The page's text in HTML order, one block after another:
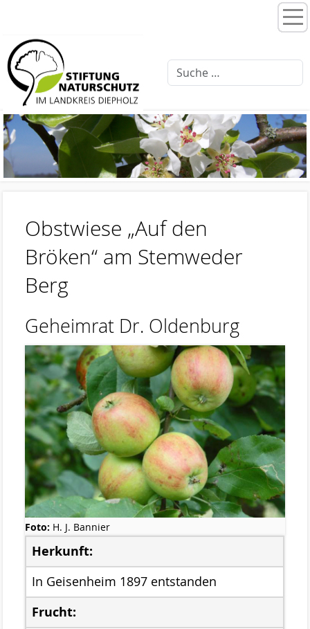
Home
Stiftungsprogramme
Moorentwicklung 3.0
Schlattprogramm
Fließgewässerrenaturierung
Ellernbäke
Brammer Bach
Feuchtwiesenpflege
Artenschutz
Stemweder Berg
Obstwiese „Auf den Bröken“
Sortenliste/Pflanzplan
Entwicklung von Obstwiesen in NW-
Deutschland
Heideentwicklung
Schulexkursionen
Projektdokumentation
Wildblumenprogramm
Veröffentlichungen
Naturschätze im Landkreis Diepholz
Fliegende Edelsteine
Obstwiese „Auf den
Bröken“ am Stemweder
Berg
Geheimrat Dr. Oldenburg
Foto: H. J. Bannier
Herkunft:
In Geisenheim 1897 entstanden
Frucht: